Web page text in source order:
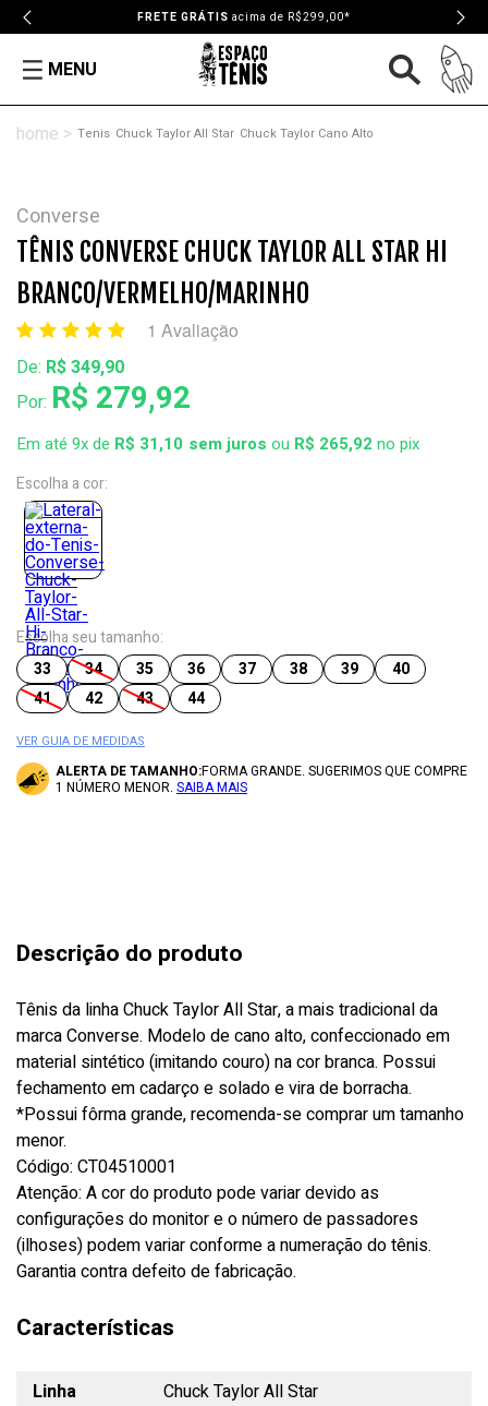
FRETE GRÁTIS acima de R$299,00*
MENU
Tenis Chuck Taylor All Star Chuck Taylor Cano Alto
Converse
TÊNIS CONVERSE CHUCK TAYLOR ALL STAR HI
BRANCO/VERMELHO/MARINHO
1 Avaliação
De: R$ 349,90
Por: R$ 279,92
Em até 9x de R$ 31,10 ou R$ 265,92 no pix
Escolha a cor:
Escolha seu tamanho:
33
34 35 36 37 38 39
40
41
42 43 44
VER GUIA DE MEDIDAS
ALERTA DE TAMANHO:FORMA GRANDE. SUGERIMOS QUE COMPRE
1 NÚMERO MENOR. SAIBA MAIS
Descrição do produto
Tênis da linha Chuck Taylor All Star, a mais tradicional da
marca Converse. Modelo de cano alto, confeccionado em
material sintético (imitando couro) na cor branca. Possui
fechamento em cadarço e solado e vira de borracha.
*Possui fôrma grande, recomenda-se comprar um tamanho
menor.
Código: CT04510001
Atenção: A cor do produto pode variar devido as
configurações do monitor e o número de passadores
(ilhoses) podem variar conforme a numeração do tênis.
Garantia contra defeito de fabricação.
Características
Linha
Chuck Taylor All Star